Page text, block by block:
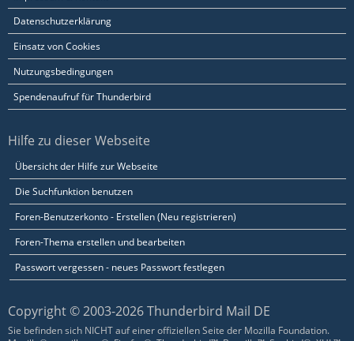
Datenschutzerklärung
Einsatz von Cookies
Nutzungsbedingungen
Spendenaufruf für Thunderbird
Hilfe zu dieser Webseite
Übersicht der Hilfe zur Webseite
Die Suchfunktion benutzen
Foren-Benutzerkonto - Erstellen (Neu registrieren)
Foren-Thema erstellen und bearbeiten
Passwort vergessen - neues Passwort festlegen
Copyright © 2003-2026 Thunderbird Mail DE
Sie befinden sich NICHT auf einer offiziellen Seite der Mozilla Foundation.